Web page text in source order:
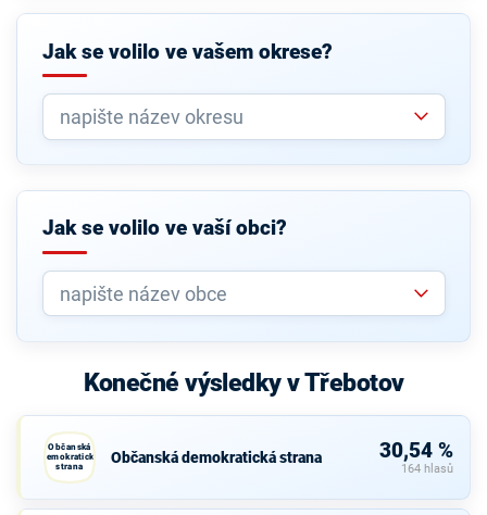
Jak se volilo ve vašem okrese?
Jak se volilo ve vaší obci?
Konečné výsledky v Třebotov
Občanská
demokratická
strana
Občanská demokratická strana 30,54 %
164 hlasů